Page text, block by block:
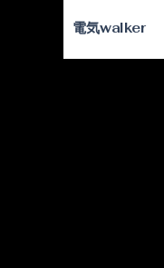
​電気walker